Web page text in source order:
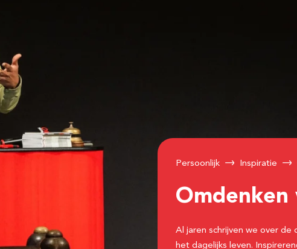
Persoonlijk Inspiratie
Omdenken
Al jaren schrijven we over
het dagelijks leven.